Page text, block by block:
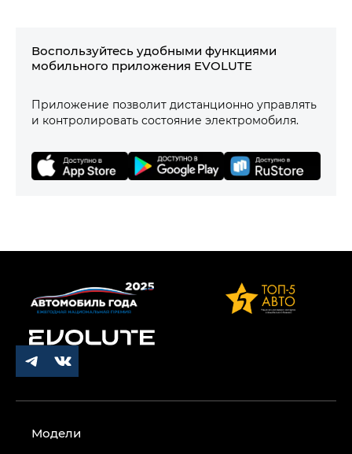
Воспользуйтесь удобными функциями
мобильного приложения EVOLUTE
Приложение позволит дистанционно управлять
и контролировать состояние электромобиля.
Модели